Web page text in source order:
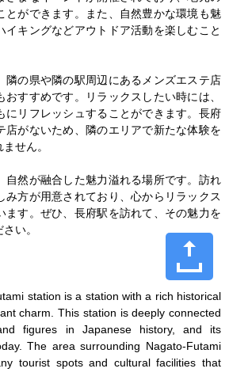
とができます。また、自然豊かな環境も魅
イキングなどアウトドア活動を楽しむこと
隣の県や隣の駅周辺にあるメンズエステ店
おすすめです。リラックスしたい時には、
にリフレッシュすることができます。長府
店がないため、隣のエリアで新たな体験を
せん。
自然が融合した魅力溢れる場所です。訪れ
み方が用意されており、心からリラックス
ます。ぜひ、長府駅を訪れて、その魅力を
い。
station is a station with a rich historical
charm. This station is deeply connected
figures in Japanese history, and its
The area surrounding Nagato-Futami
tourist spots and cultural facilities that